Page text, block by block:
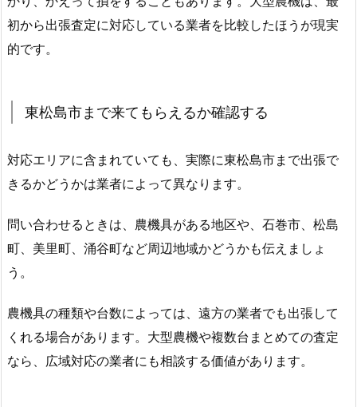
初から出張査定に対応している業者を比較したほうが現実
的です。
東松島市まで来てもらえるか確認する
対応エリアに含まれていても、実際に東松島市まで出張で
きるかどうかは業者によって異なります。
問い合わせるときは、農機具がある地区や、石巻市、松島
町、美里町、涌谷町など周辺地域かどうかも伝えましょ
う。
農機具の種類や台数によっては、遠方の業者でも出張して
くれる場合があります。大型農機や複数台まとめての査定
なら、広域対応の業者にも相談する価値があります。